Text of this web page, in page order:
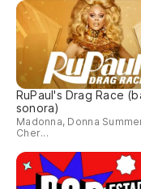
RuPaul's Drag Race
sonora)
Madonna, Donna
Cher...